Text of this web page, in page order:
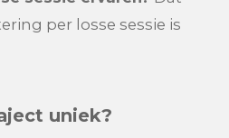
per losse sessie is
uniek?